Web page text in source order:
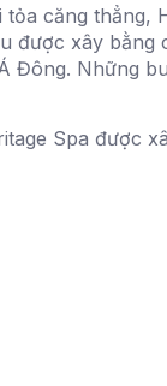
tỏa căng thẳng,
được xây bằng
Đông. Những